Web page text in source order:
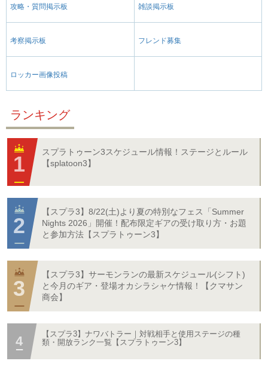
攻略・質問掲示板 雑談掲示板
考察掲示板 フレンド募集
ロッカー画像投稿
ランキング
スプラトゥーン3スケジュール情報！ステージとルール
【splatoon3】
【スプラ3】8/22(土)より夏の特別なフェス「Summer
Nights 2026」開催！配布限定ギアの受け取り方・お題
と参加方法【スプラトゥーン3】
【スプラ3】サーモンランの最新スケジュール(シフト)
と今月のギア・登場オカシラシャケ情報！【クマサン
商会】
【スプラ3】ナワバトラー｜対戦相手と使用ステージの種
類・開放ランク一覧【スプラトゥーン3】